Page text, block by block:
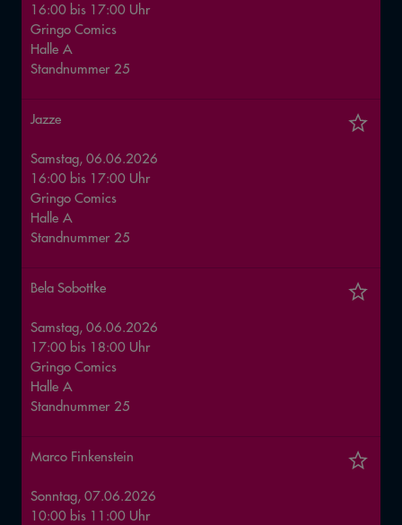
16:00 bis 17:00 Uhr
Gringo Comics
Halle A
Standnummer 25
Jazze
Samstag, 06.06.2026
16:00 bis 17:00 Uhr
Gringo Comics
Halle A
Standnummer 25
Bela Sobottke
Samstag, 06.06.2026
17:00 bis 18:00 Uhr
Gringo Comics
Halle A
Standnummer 25
Marco Finkenstein
Sonntag, 07.06.2026
10:00 bis 11:00 Uhr